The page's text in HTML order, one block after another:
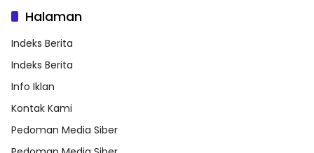
Halaman
Indeks Berita
Indeks Berita
Info Iklan
Kontak Kami
Pedoman Media Siber